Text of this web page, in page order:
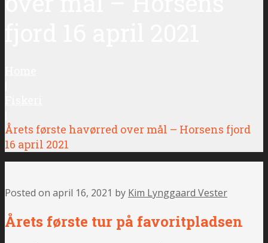
Årets første havørred over mål – Horsens fjord
16 april 2021
Posted on april 16, 2021 by Kim Lynggaard Vester
Årets første tur på favoritpladsen